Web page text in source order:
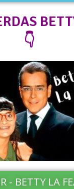
👇
- BETTY LA